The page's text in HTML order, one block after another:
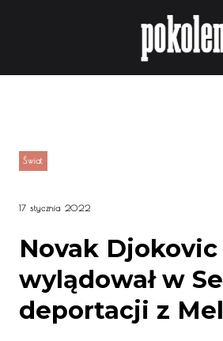
Świat
17 stycznia 2022
Novak Djokovic
wylądował w
deportacji z